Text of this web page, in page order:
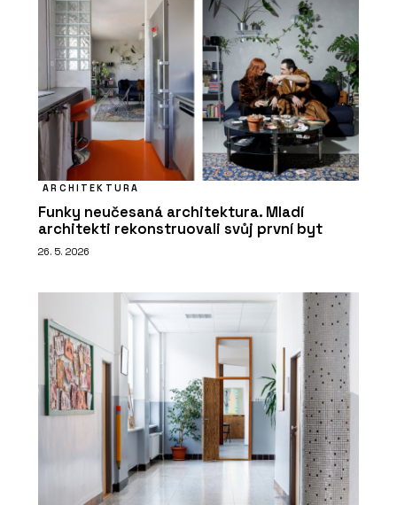
ARCHITEKTURA
Funky neučesaná architektura. Mladí
architekti rekonstruovali svůj první byt
26. 5. 2026